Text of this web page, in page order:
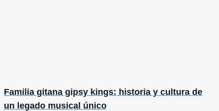
Familia gitana gipsy kings: historia y cultura de
un legado musical único